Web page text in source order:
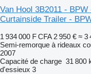
Van Hool 3B2011 -
Curtainside Trailer -
1 934 000 F CFA 2 950 € ≈ 3
Semi-remorque à rideaux
2007
Capacité de charge 31 800
d'essieux 3